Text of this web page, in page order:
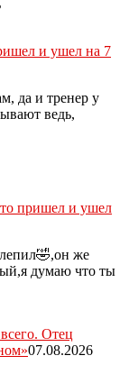
и ушел на 7
да и тренер у
ведь,
пришел и ушел
же
думаю что ты
Отец
07.08.2026